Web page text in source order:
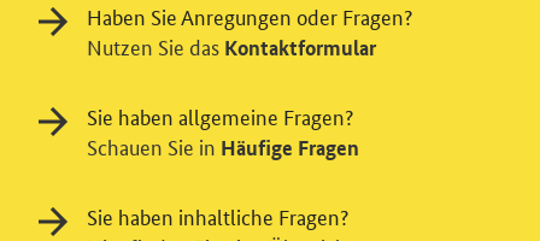
Haben Sie Anregungen oder Fragen?
Nutzen Sie das Kontaktformular
Sie haben allgemeine Fragen?
Schauen Sie in Häufige Fragen
Sie haben inhaltliche Fragen?